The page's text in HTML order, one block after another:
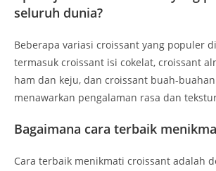
seluruh dunia?
Beberapa variasi croissant yang populer
termasuk croissant isi cokelat, croissant
ham dan keju, dan croissant buah-
menawarkan pengalaman rasa dan
Bagaimana cara terbaik
Cara terbaik menikmati croissant adalah